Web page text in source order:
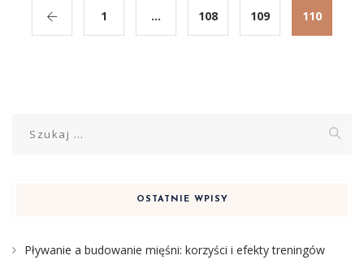
1 … 108 109 110
OSTATNIE WPISY
Pływanie a budowanie mięśni: korzyści i efekty treningów